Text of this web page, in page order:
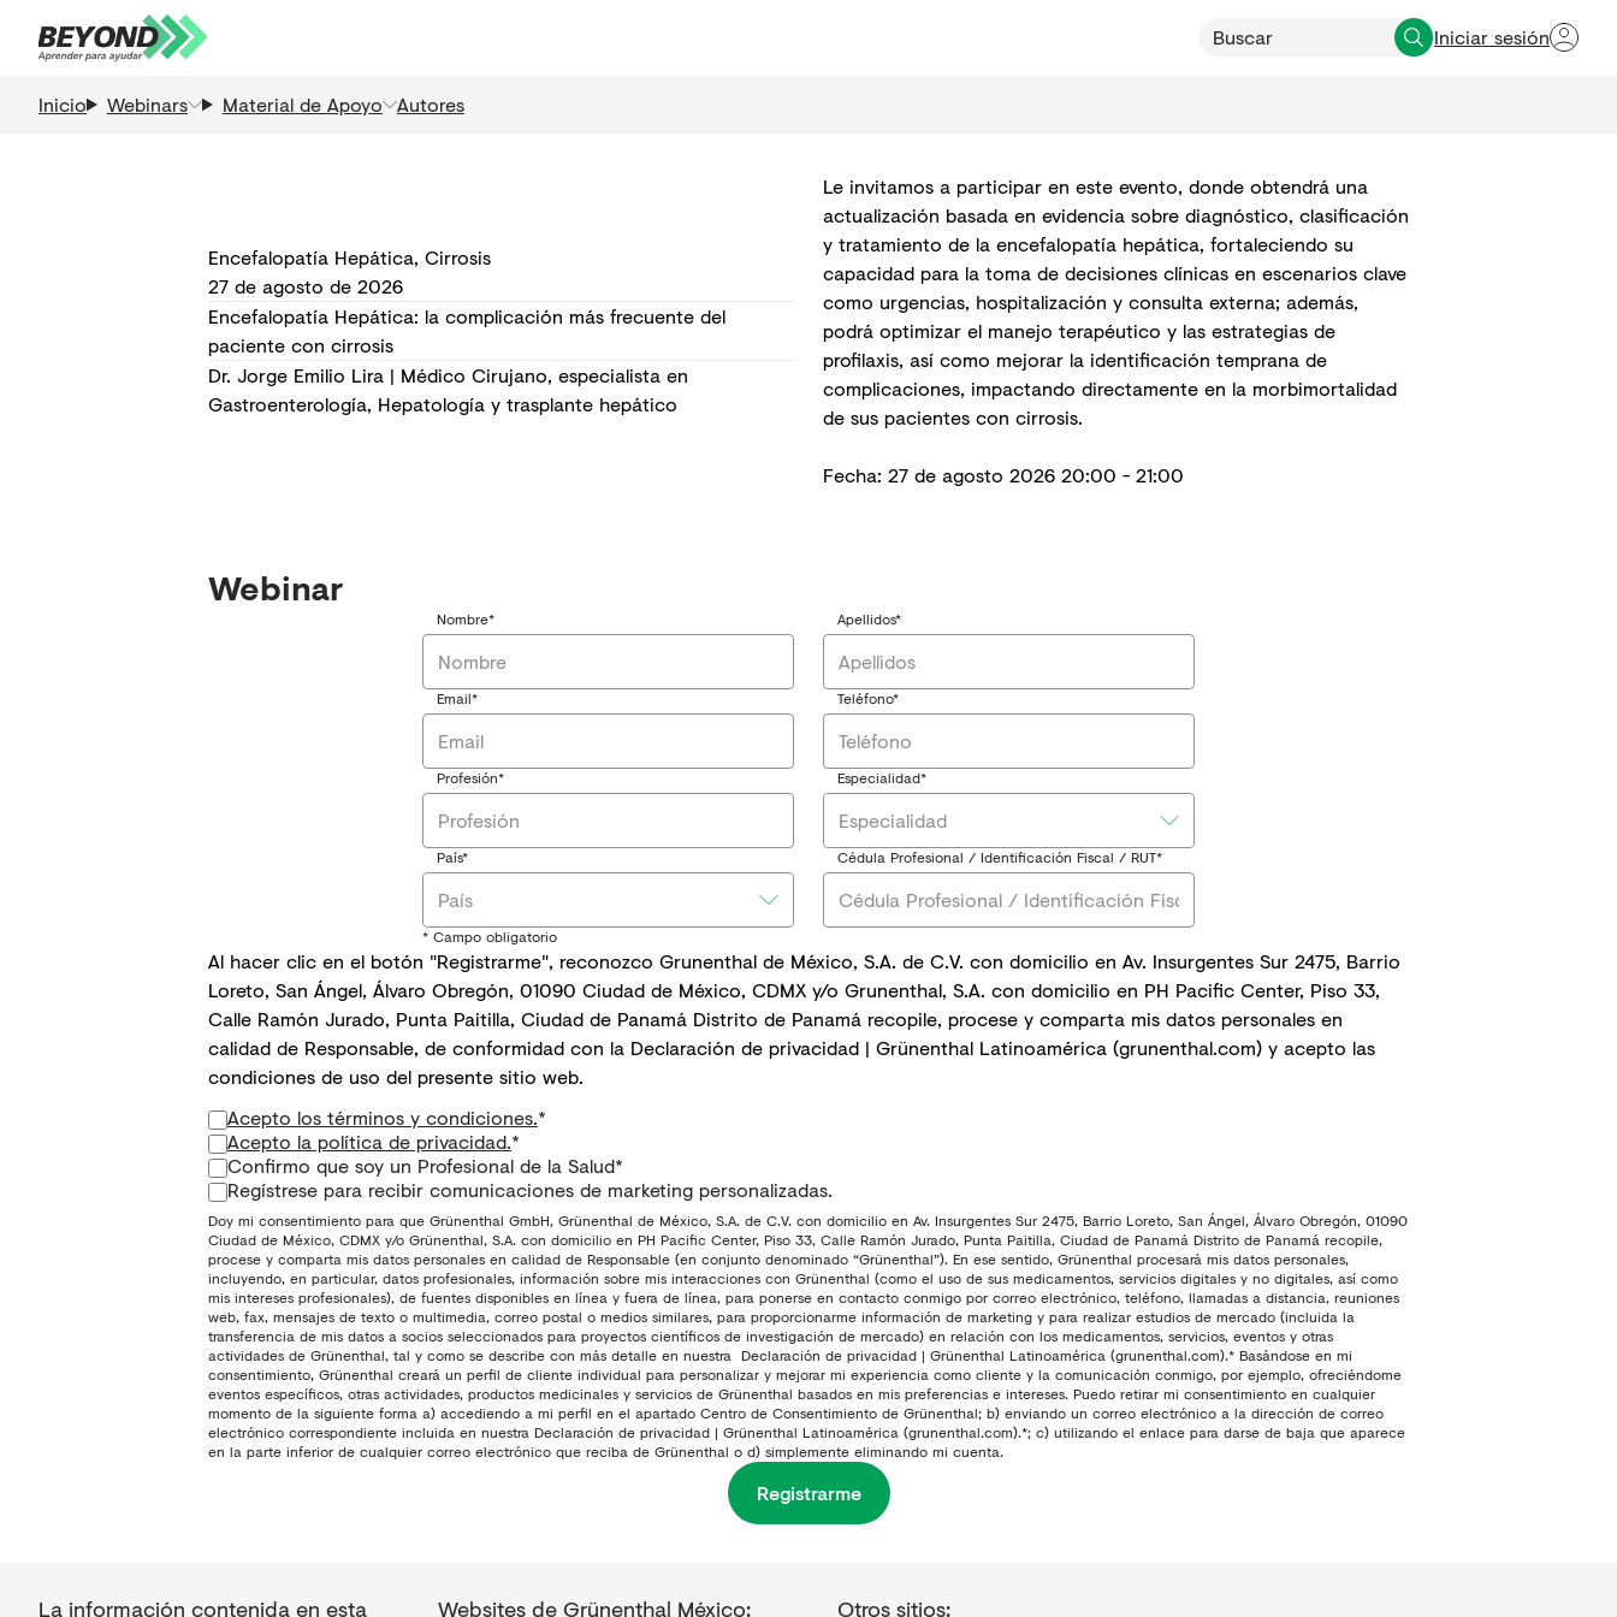
Iniciar sesión
Inicio Webinars Material de Apoyo Autores
Encefalopatía Hepática, Cirrosis
27 de agosto de 2026
Encefalopatía Hepática: la complicación más frecuente del
paciente con cirrosis
Dr. Jorge Emilio Lira | Médico Cirujano, especialista en
Gastroenterología, Hepatología y trasplante hepático
Le invitamos a participar en este evento, donde obtendrá una
actualización basada en evidencia sobre diagnóstico, clasificación
y tratamiento de la encefalopatía hepática, fortaleciendo su
capacidad para la toma de decisiones clínicas en escenarios clave
como urgencias, hospitalización y consulta externa; además,
podrá optimizar el manejo terapéutico y las estrategias de
profilaxis, así como mejorar la identificación temprana de
complicaciones, impactando directamente en la morbimortalidad
de sus pacientes con cirrosis.
Fecha: 27 de agosto 2026 20:00 - 21:00
Webinar
Nombre* Apellidos*
Email* Teléfono*
Profesión* Especialidad*
Especialidad
País*
País
Cédula Profesional / Identificación Fiscal / RUT*
* Campo obligatorio
Al hacer clic en el botón "Registrarme", reconozco Grunenthal de México, S.A. de C.V. con domicilio en Av. Insurgentes Sur 2475, Barrio
Loreto, San Ángel, Álvaro Obregón, 01090 Ciudad de México, CDMX y/o Grunenthal, S.A. con domicilio en PH Pacific Center, Piso 33,
Calle Ramón Jurado, Punta Paitilla, Ciudad de Panamá Distrito de Panamá recopile, procese y comparta mis datos personales en
calidad de Responsable, de conformidad con la Declaración de privacidad | Grünenthal Latinoamérica (grunenthal.com) y acepto las
condiciones de uso del presente sitio web.
Acepto los términos y condiciones.*
Acepto la política de privacidad.*
Confirmo que soy un Profesional de la Salud*
Regístrese para recibir comunicaciones de marketing personalizadas.
Doy mi consentimiento para que Grünenthal GmbH, Grünenthal de México, S.A. de C.V. con domicilio en Av. Insurgentes Sur 2475, Barrio Loreto, San Ángel, Álvaro Obregón, 01090
Ciudad de México, CDMX y/o Grünenthal, S.A. con domicilio en PH Pacific Center, Piso 33, Calle Ramón Jurado, Punta Paitilla, Ciudad de Panamá Distrito de Panamá recopile,
procese y comparta mis datos personales en calidad de Responsable (en conjunto denominado “Grünenthal”). En ese sentido, Grünenthal procesará mis datos personales,
incluyendo, en particular, datos profesionales, información sobre mis interacciones con Grünenthal (como el uso de sus medicamentos, servicios digitales y no digitales, así como
mis intereses profesionales), de fuentes disponibles en línea y fuera de línea, para ponerse en contacto conmigo por correo electrónico, teléfono, llamadas a distancia, reuniones
web, fax, mensajes de texto o multimedia, correo postal o medios similares, para proporcionarme información de marketing y para realizar estudios de mercado (incluida la
transferencia de mis datos a socios seleccionados para proyectos científicos de investigación de mercado) en relación con los medicamentos, servicios, eventos y otras
actividades de Grünenthal, tal y como se describe con más detalle en nuestra Declaración de privacidad | Grünenthal Latinoamérica (grunenthal.com).* Basándose en mi
consentimiento, Grünenthal creará un perfil de cliente individual para personalizar y mejorar mi experiencia como cliente y la comunicación conmigo, por ejemplo, ofreciéndome
eventos específicos, otras actividades, productos medicinales y servicios de Grünenthal basados en mis preferencias e intereses. Puedo retirar mi consentimiento en cualquier
momento de la siguiente forma a) accediendo a mi perfil en el apartado Centro de Consentimiento de Grünenthal; b) enviando un correo electrónico a la dirección de correo
electrónico correspondiente incluida en nuestra Declaración de privacidad | Grünenthal Latinoamérica (grunenthal.com).*; c) utilizando el enlace para darse de baja que aparece
en la parte inferior de cualquier correo electrónico que reciba de Grünenthal o d) simplemente eliminando mi cuenta.
Registrarme
La información contenida en esta Websites de Grünenthal México: Otros sitios: